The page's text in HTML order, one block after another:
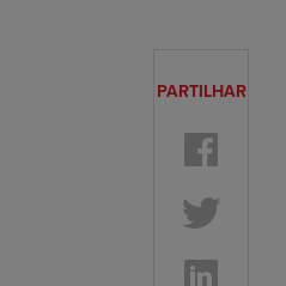
PARTILHAR